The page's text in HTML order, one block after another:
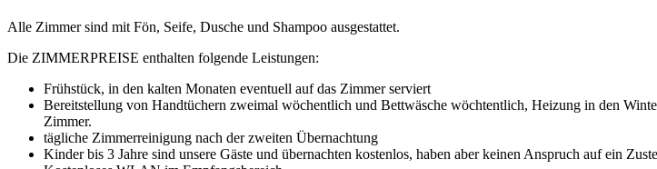
Alle Zimmer sind mit Fön, Seife, Dusche und Shampoo ausgestattet.
Die ZIMMERPREISE enthalten folgende Leistungen:
Frühstück, in den kalten Monaten eventuell auf das Zimmer serviert
Bereitstellung von Handtüchern zweimal wöchentlich und Bettwäsche wöchtentlich, Heizung in den
Zimmer.
tägliche Zimmerreinigung nach der zweiten Übernachtung
Kinder bis 3 Jahre sind unsere Gäste und übernachten kostenlos, haben aber keinen Anspruch auf ein